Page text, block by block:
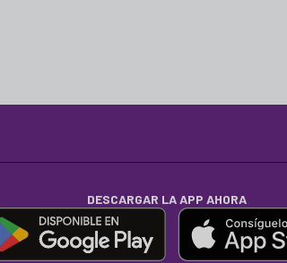
DESCARGAR LA APP AHORA